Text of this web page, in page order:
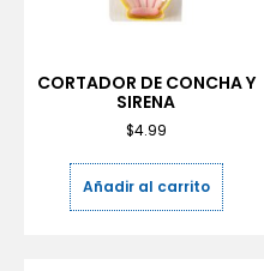
CORTADOR DE CONCHA Y
SIRENA
$4.99
Añadir al carrito